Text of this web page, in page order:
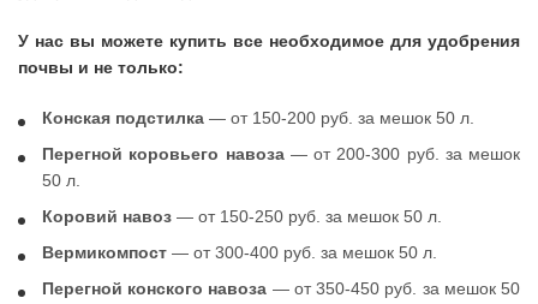
У нас вы можете купить все необходимое для удобрения
почвы и не только:
Конская подстилка — от 150-200 руб. за мешок 50 л.
Перегной коровьего навоза— от 200-300 руб. за мешок
50 л.
Коровий навоз — от 150-250 руб. за мешок 50 л.
Вермикомпост — от 300-400 руб. за мешок 50 л.
Перегной конского навоза — от 350-450 руб. за мешок 50